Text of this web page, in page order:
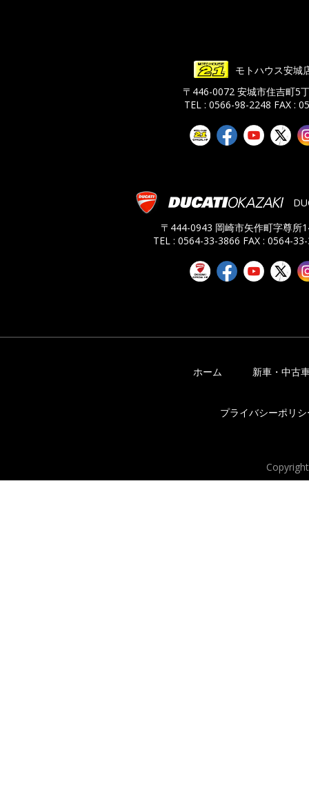
モトハウス安城
〒446-0072 安城市住吉町5
TEL : 0566-98-2248 FAX :
〒444-0943 岡崎市矢作町字尊所
TEL : 0564-33-3866 FAX : 0564-
ホーム 新車・中古
プライバシーポリ